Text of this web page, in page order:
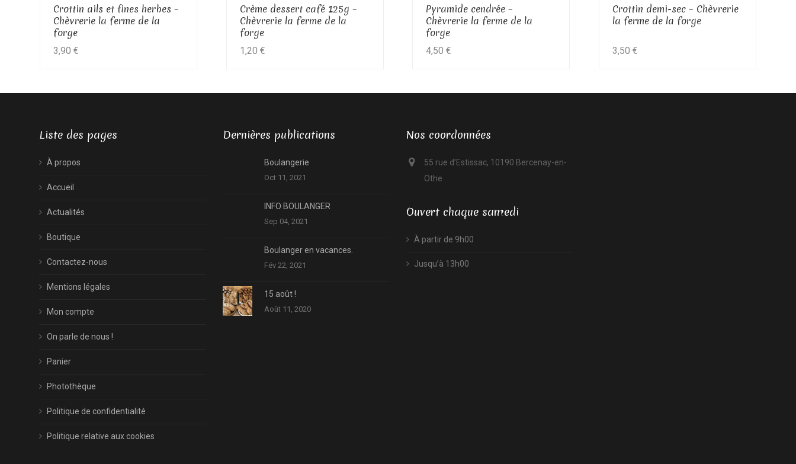
Crottin ails et fines herbes –
Chèvrerie la ferme de la
forge
3,90 €
Crème dessert café 125g –
Chèvrerie la ferme de la
forge
1,20 €
Pyramide cendrée –
Chèvrerie la ferme de la
forge
4,50€
Crottin demi-sec – Chèvrerie
la ferme de la forge
3,50 €
Liste des pages
À propos
Accueil
Actualités
Boutique
Contactez-nous
Mentions légales
Mon compte
On parle de nous !
Panier
Photothèque
Politique de confidentialité
Politique relative aux cookies
Dernières publications
Boulangerie
Oct 11, 2021
INFO BOULANGER
Sep 04, 2021
Boulanger en vacances.
Fév 22, 2021
15 août !
Août 11, 2020
Nos coordonnées
55 rue d’Estissac, 10190 Bercenay-en-
Othe
Ouvert chaque samedi
À partir de 9h00
Jusqu’à 13h00